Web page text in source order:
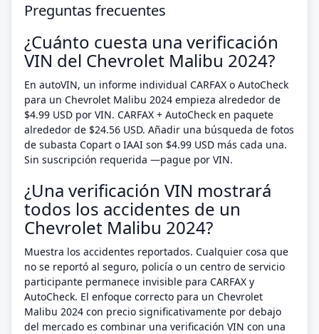
Preguntas frecuentes
¿Cuánto cuesta una verificación
VIN del Chevrolet Malibu 2024?
En autoVIN, un informe individual CARFAX o AutoCheck
para un Chevrolet Malibu 2024 empieza alrededor de
$4.99 USD por VIN. CARFAX + AutoCheck en paquete
alrededor de $24.56 USD. Añadir una búsqueda de fotos
de subasta Copart o IAAI son $4.99 USD más cada una.
Sin suscripción requerida —pague por VIN.
¿Una verificación VIN mostrará
todos los accidentes de un
Chevrolet Malibu 2024?
Muestra los accidentes reportados. Cualquier cosa que
no se reportó al seguro, policía o un centro de servicio
participante permanece invisible para CARFAX y
AutoCheck. El enfoque correcto para un Chevrolet
Malibu 2024 con precio significativamente por debajo
del mercado es combinar una verificación VIN con una